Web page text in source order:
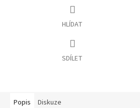
HLÍDAT
SDÍLET
Popis Diskuze